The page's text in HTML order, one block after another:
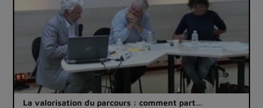
La valorisation du parcours : comment part…